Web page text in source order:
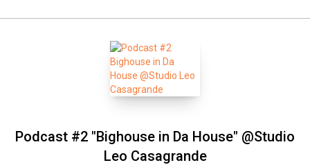
Podcast #2 "Bighouse in Da House" @Studio
Leo Casagrande